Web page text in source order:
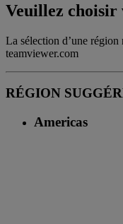
Veuillez choisir
La sélection d’une
teamviewer.com
RÉGION
Americas